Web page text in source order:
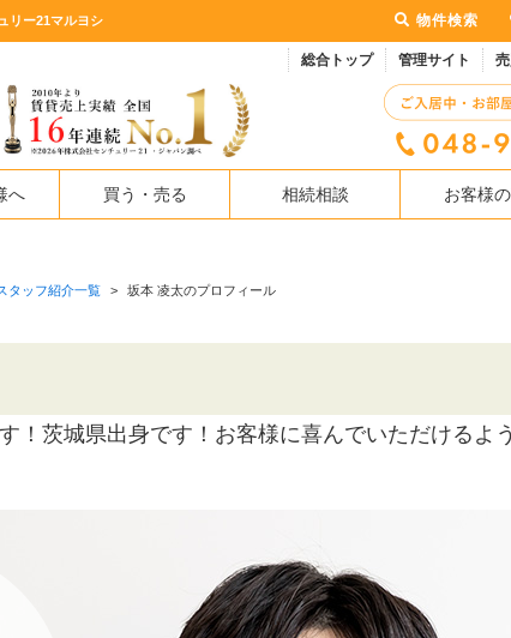
リー21マルヨシ
総合トップ 管理サイト
へ 買う・売る 相続相談 お客様
タッフ紹介一覧 > 坂本 凌太のプロフィール
茨城県出身です！お客様に喜んでいただけるよ
！
物件検索